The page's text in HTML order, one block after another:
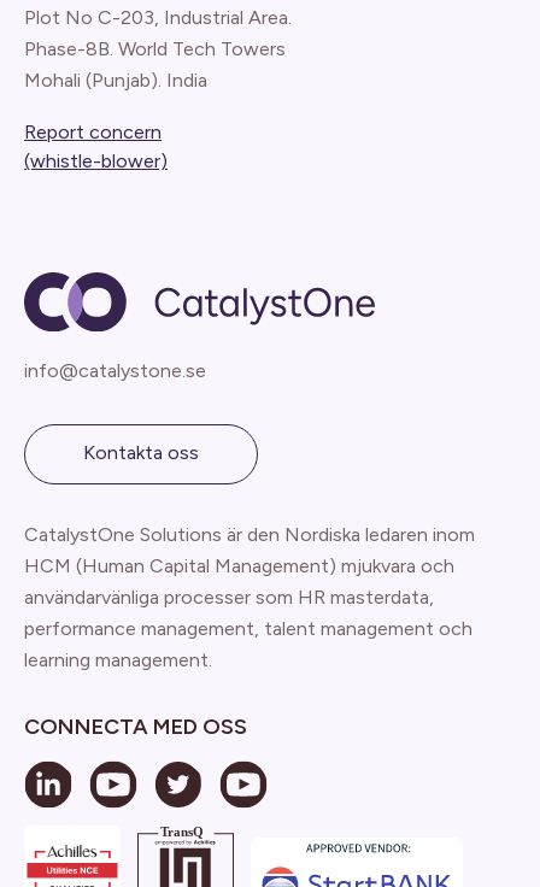
Plot No C-203, Industrial Area.
Phase-8B. World Tech Towers
Mohali (Punjab). India
Report concern
(whistle-blower)
info@catalystone.se
Kontakta oss
CatalystOne Solutions är den Nordiska ledaren inom
HCM (Human Capital Management) mjukvara och
användarvänliga processer som HR masterdata,
performance management, talent management och
learning management.
CONNECTA MED OSS